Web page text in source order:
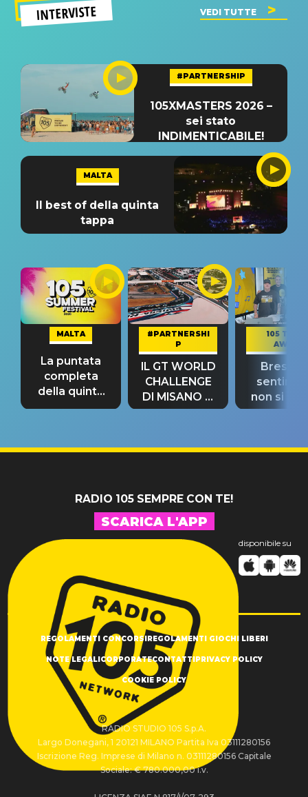
INTERVISTE VEDI TUTTE
#PARTNERSHIP
105XMASTERS 2026 –
sei stato
INDIMENTICABILE!
MALTA
Il best of della quinta
tappa
MALTA
La puntata
completa
della quinta
tappa
#PARTNERSHI
P
IL GT WORLD
CHALLENGE
DI MISANO si
riconferma
105 TAKE
AWAY
Bresh:
non si
fino alla
RADIO 105 SEMPRE CON TE!
SCARICA L'APP
disponibile su
REGOLAMENTI CONCORSIREGOLAMENTI GIOCHI LIBERI
NOTE LEGALICORPORATECONTATTIPRIVACY POLICY
COOKIE POLICY
RADIO STUDIO 105 S.p.A.
Largo Donegani, 1 20121 MILANO Partita Iva 03111280156
Iscrizione Reg. Imprese di Milano n. 03111280156 Capitale
Sociale: € 780.000,00 i.v.